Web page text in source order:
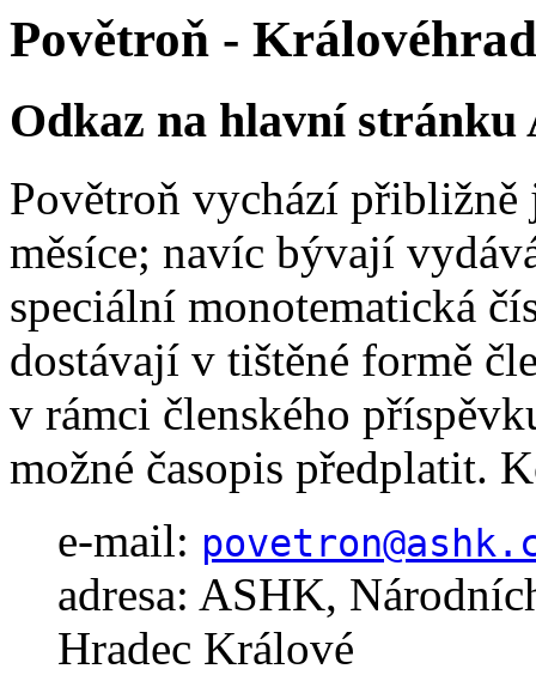
Povětroň -
Odkaz na hlavní
Povětroň vychází přibližně
měsíce; navíc bývají
speciální monotematická
dostávají v tištěné formě
v rámci členského
možné časopis předplatit.
e-mail:
adresa: ASHK,
Hradec Králové